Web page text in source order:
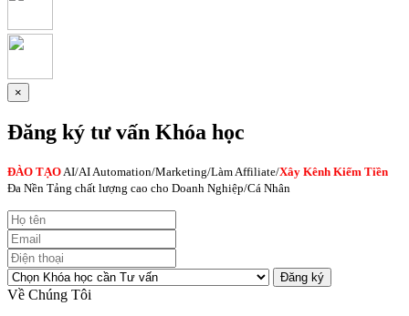
×
Đăng ký tư vấn Khóa học
ĐÀO TẠO AI/AI Automation/Marketing/Làm Affiliate/Xây Kênh Kiếm Tiền
Đa Nền Tảng chất lượng cao cho Doanh Nghiệp/Cá Nhân
Đăng ký
Về Chúng Tôi